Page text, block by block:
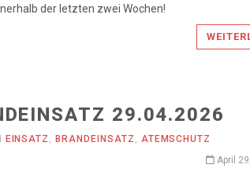
der letzten zwei Wochen!
29.04.2026
EINSATZ ,BRANDEINSATZ
ATEMSCHUTZ
April